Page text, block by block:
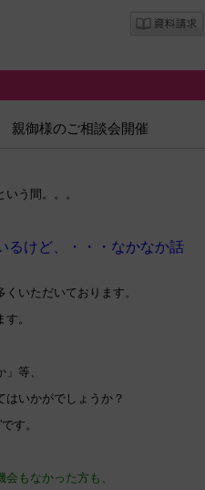
親御様のご相談会開催
う間。。。
るけど、・・・なかなか話
いただいております。
。
等、
はいかがでしょうか？
す。
もなかった方も、